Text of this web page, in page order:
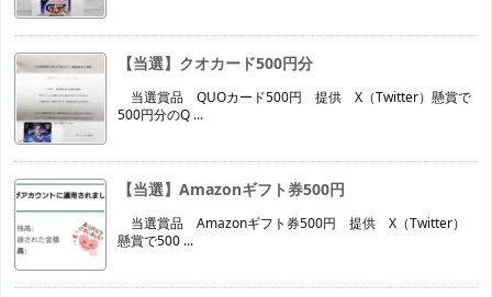
【当選】クオカード500円分
当選賞品 QUOカード500円 提供 X（Twitter）懸賞で
500円分のQ ...
【当選】Amazonギフト券500円
当選賞品 Amazonギフト券500円 提供 X（Twitter）
懸賞で500 ...